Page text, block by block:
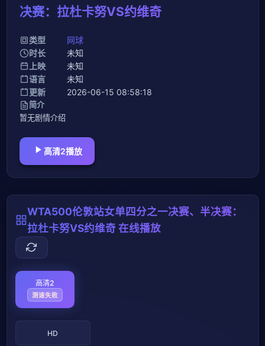
决赛：拉杜卡努VS约维奇
类型
网球
时长
未知
上映
未知
语言
未知
更新
2026-06-15 08:58:18
简介
暂无剧情介绍
高清2播放
WTA500伦敦站女单四分之一决赛、半决赛：
拉杜卡努VS约维奇 在线播放
高清2
测速失败
HD